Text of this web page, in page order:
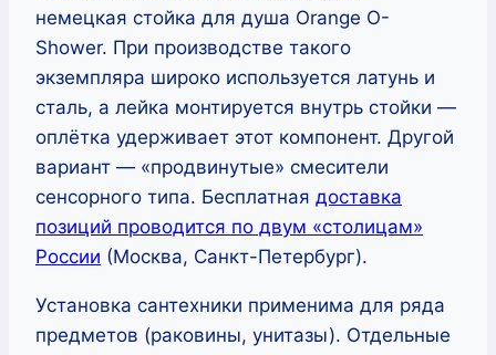
немецкая стойка для душа Orange O-
Shower. При производстве такого
экземпляра широко используется латунь и
сталь, а лейка монтируется внутрь стойки —
оплётка удерживает этот компонент. Другой
вариант — «продвинутые» смесители
сенсорного типа. Бесплатная доставка
позиций проводится по двум «столицам»
России (Москва, Санкт-Петербург).
Установка сантехники применима для ряда
предметов (раковины, унитазы). Отдельные